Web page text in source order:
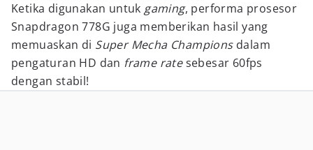
Ketika digunakan untuk gaming, performa prosesor
Snapdragon 778G juga memberikan hasil yang
memuaskan di Super Mecha Champions dalam
pengaturan HD dan frame ratesebesar 60fps
dengan stabil!